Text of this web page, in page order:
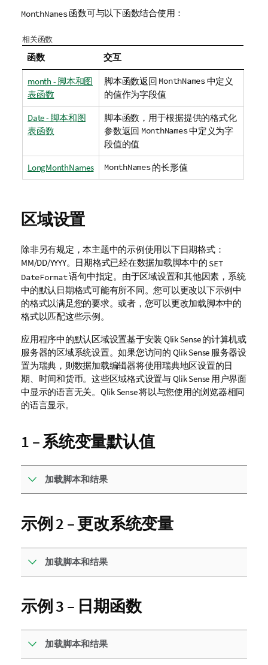
MonthNames函数可与以下函数结合使用：
相关函数
函数 交互
month - 脚本和图
表函数
脚本函数返回 MonthNames中定义
的值作为字段值
Date - 脚本和图
表函数
脚本函数，用于根据提供的格式化
参数返回 MonthNames中定义为字
段值的值
LongMonthNames MonthNames的长形值
区域设置
除非另有规定，本主题中的示例使用以下日期格式：
MM/DD/YYYY。日期格式已经在数据加载脚本中的 SET
DateFormat语句中指定。由于区域设置和其他因素，系统
中的默认日期格式可能有所不同。您可以更改以下示例中
的格式以满足您的要求。或者，您可以更改加载脚本中的
格式以匹配这些示例。
应用程序中的默认区域设置基于安装 Qlik Sense的计算机或
服务器的区域系统设置。如果您访问的 Qlik Sense 服务器设
置为瑞典，则数据加载编辑器将使用瑞典地区设置的日
期、时间和货币。这些区域格式设置与Qlik Sense 用户界面
中显示的语言无关。 Qlik Sense将以与您使用的浏览器相同
的语言显示。
1 – 系统变量默认值
加载脚本和结果
示例 2 – 更改系统变量
加载脚本和结果
示例 3 – 日期函数
加载脚本和结果